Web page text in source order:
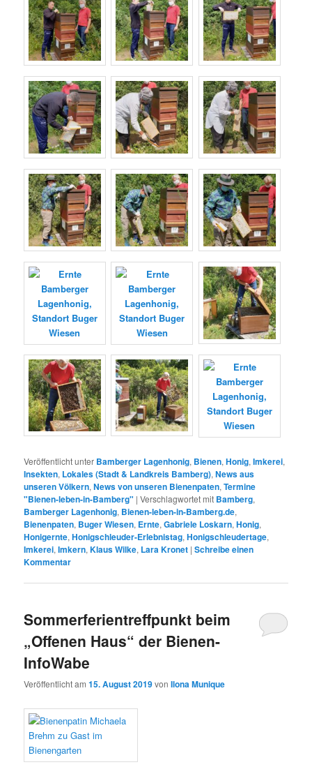
Veröffentlicht unter Bamberger Lagenhonig, Bienen,Honig,Imkerei,
Insekten, Lokales (Stadt & Landkreis Bamberg),News aus
unseren Völkern,News von unseren Bienenpaten,Termine
"Bienen-leben-in-Bamberg" |Verschlagwortet mit Bamberg,
Bamberger Lagenhonig, Bienen-leben-in-Bamberg.de,
Bienenpaten, Buger Wiesen, Ernte,Gabriele Loskarn,Honig,
Honigernte,Honigschleuder-Erlebnistag,Honigschleudertage,
Imkerei,Imkern,Klaus Wilke, Lara Kronet |Schreibe einen
Kommentar
Sommerferientreffpunkt beim
„Offenen Haus“ der Bienen-
InfoWabe
Veröffentlicht am15. August 2019vonIlona Munique